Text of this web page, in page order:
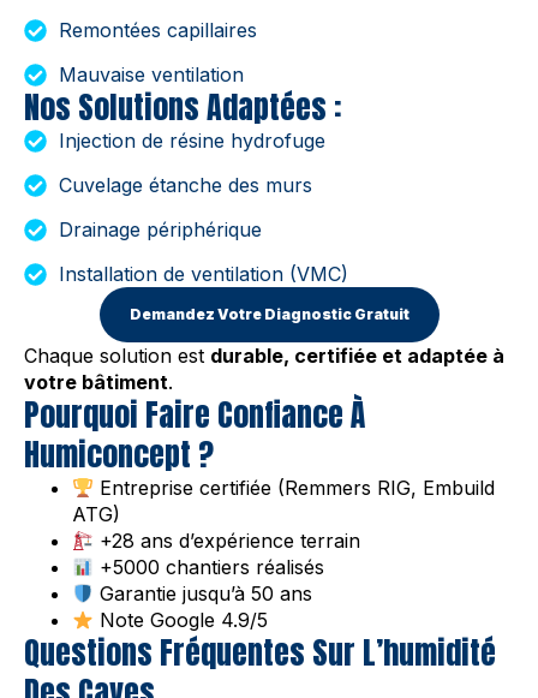
Remontées capillaires
Mauvaise ventilation
Nos Solutions Adaptées :
Injection de résine hydrofuge
Cuvelage étanche des murs
Drainage périphérique
Installation de ventilation (VMC)
Demandez Votre Diagnostic Gratuit
Chaque solution est durable, certifiée et adaptée à
votre bâtiment.
Pourquoi Faire Confiance À
Humiconcept ?
Entreprise certifiée (Remmers RIG, Embuild
ATG)
+28 ans d’expérience terrain
+5000 chantiers réalisés
Garantie jusqu’à 50 ans
Note Google 4.9/5
Questions Fréquentes Sur L’humidité